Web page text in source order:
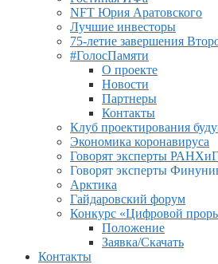
NFT Юрия Аратовского
Лучшие инвесторы
75-летие завершения
#ГолосПамяти
О проекте
Новости
Партнеры
Контакты
Клуб проектирования
Экономика коронавируса
Говорят эксперты
Говорят эксперты
Арктика
Гайдаровский форум
Конкурс «Цифровой
Положение
Заявка/Скачать
Контакты